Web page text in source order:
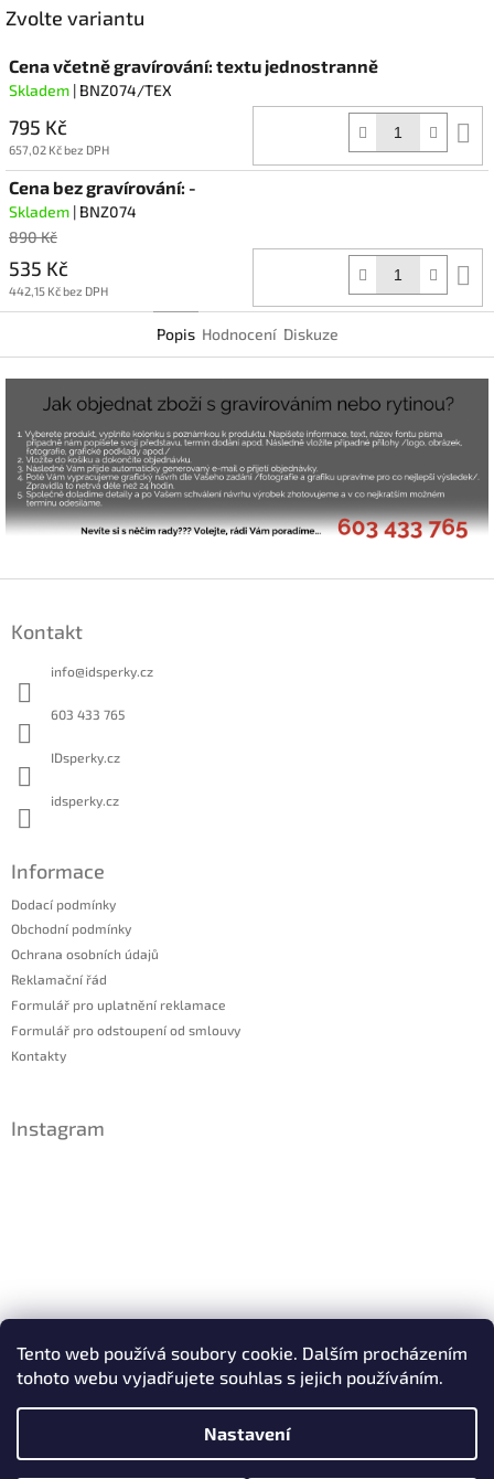
Tento web používá soubory cookie. Dalším procházením
tohoto webu vyjadřujete souhlas s jejich používáním.
Nastavení
Zvolte variantu
Cena včetně gravírování: textu jednostranně
Skladem | BNZ074/TEX
795 Kč
657,02 Kč bez DPH
Cena bez gravírování: -
Skladem | BNZ074
890 Kč
535 Kč
442,15 Kč bez DPH
Popis Hodnocení Diskuze
Kontakt
info@idsperky.cz
603 433 765
IDsperky.cz
idsperky.cz
Informace
Dodací podmínky
Obchodní podmínky
Ochrana osobních údajů
Reklamační řád
Formulář pro uplatnění reklamace
Formulář pro odstoupení od smlouvy
Kontakty
Instagram
Sledovat na Instagramu
Facebook